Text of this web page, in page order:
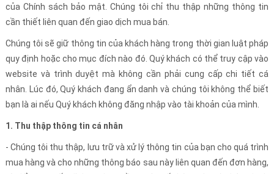
của Chính sách bảo mật. Chúng tôi chỉ thu thập những thông tin
cần thiết liên quan đến giao dịch mua bán.
Chúng tôi sẽ giữ thông tin của khách hàng trong thời gian luật pháp
quy định hoặc cho mục đích nào đó. Quý khách có thể truy cập vào
website và trình duyệt mà không cần phải cung cấp chi tiết cá
nhân. Lúc đó, Quý khách đang ẩn danh và chúng tôi không thể biết
bạn là ai nếu Quý khách không đăng nhập vào tài khoản của mình.
1. Thu thập thông tin cá nhân
- Chúng tôi thu thập, lưu trữ và xử lý thông tin của bạn cho quá trình
mua hàng và cho những thông báo sau này liên quan đến đơn hàng,